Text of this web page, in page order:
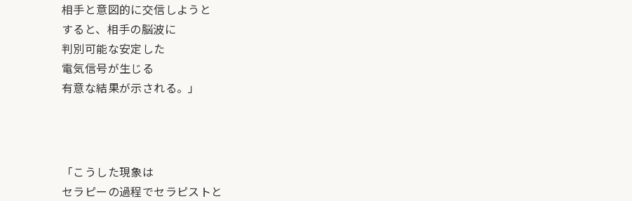
相手と意図的に交信しようと
すると、相手の脳波に
判別可能な安定した
電気信号が生じる
有意な結果が示される。」
「こうした現象は
セラピーの過程でセラピストと